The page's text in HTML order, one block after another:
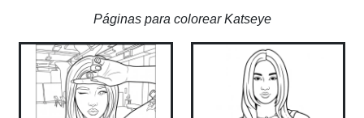
Páginas para colorear Katseye